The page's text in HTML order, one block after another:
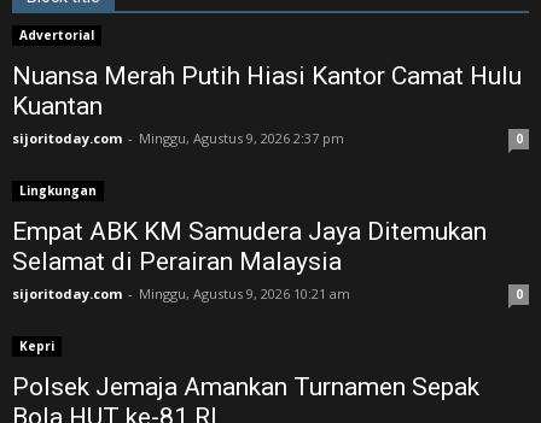
Advertorial
Nuansa Merah Putih Hiasi Kantor Camat Hulu
Kuantan
sijoritoday.com - Minggu, Agustus 9, 2026 2:37 pm 0
Lingkungan
Empat ABK KM Samudera Jaya Ditemukan
Selamat di Perairan Malaysia
sijoritoday.com - Minggu, Agustus 9, 2026 10:21 am 0
Kepri
Polsek Jemaja Amankan Turnamen Sepak
Bola HUT ke-81 RI ‎